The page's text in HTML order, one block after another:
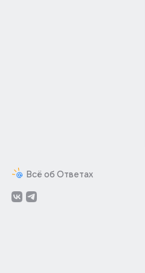
Всё об Ответах